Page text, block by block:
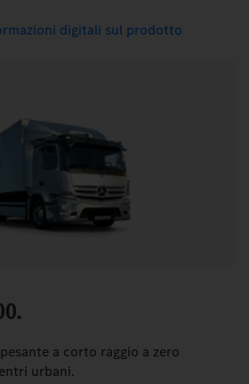
digitali sul prodotto
a corto raggio a zero
urbani.